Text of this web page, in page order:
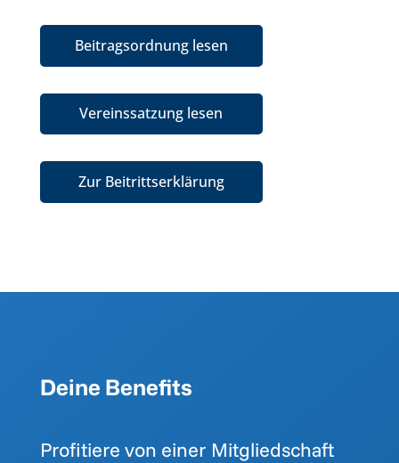
Beitragsordnung lesen
Vereinssatzung lesen
Zur Beitrittserklärung
Deine Benefits
Profitiere von einer Mitgliedschaft